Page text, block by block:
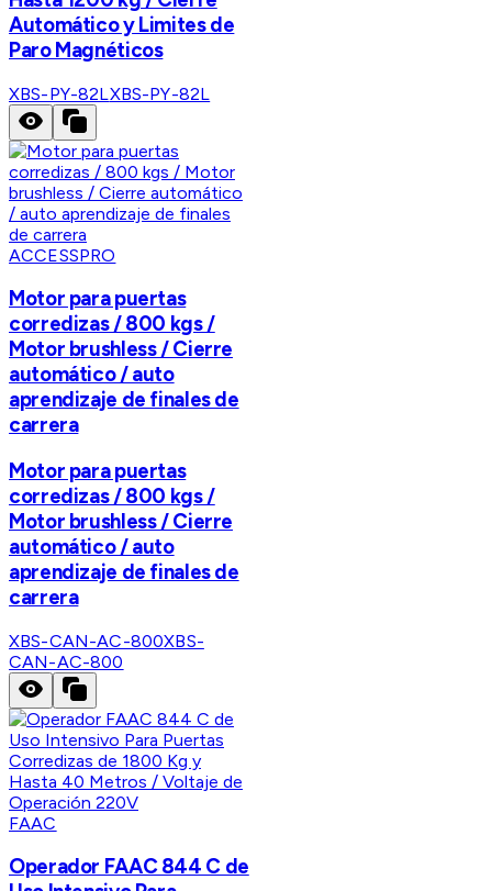
Automático y Limites de
Paro Magnéticos
XBS-PY-82LXBS-PY-82L
ACCESSPRO
Motor para puertas
corredizas / 800 kgs /
Motor brushless / Cierre
automático / auto
aprendizaje de finales de
carrera
Motor para puertas
corredizas / 800 kgs /
Motor brushless / Cierre
automático / auto
aprendizaje de finales de
carrera
XBS-CAN-AC-800XBS-
CAN-AC-800
FAAC
Operador FAAC 844 C de